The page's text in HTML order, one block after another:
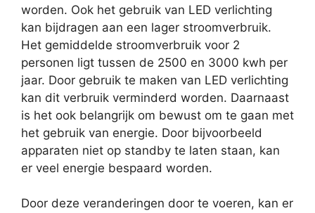
worden. Ook het gebruik van LED verlichting
kan bijdragen aan een lager stroomverbruik.
Het gemiddelde stroomverbruik voor 2
personen ligt tussen de 2500 en 3000 kwh per
jaar. Door gebruik te maken van LED verlichting
kan dit verbruik verminderd worden. Daarnaast
is het ook belangrijk om bewust om te gaan met
het gebruik van energie. Door bijvoorbeeld
apparaten niet op standby te laten staan, kan
er veel energie bespaard worden.
Door deze veranderingen door te voeren, kan er